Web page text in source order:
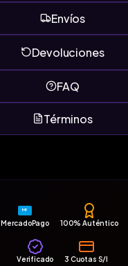
Envíos
Devoluciones
FAQ
Términos
MP
MercadoPago 100% Auténtico
Verificado 3 Cuotas S/I